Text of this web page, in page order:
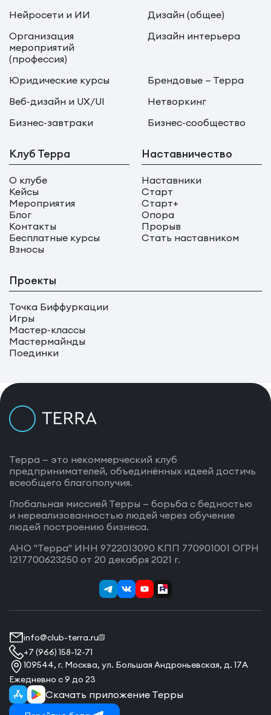
Нейросети и ИИ
Дизайн (общее)
Организация
мероприятий
(профессия)
Дизайн интерьера
Юридические курсы
Брендовые — Терра
Веб-дизайн и UX/UI
Нетворкинг
Бизнес-завтраки
Бизнес-сообщество
Клуб Терра
О клубе
Кейсы
Мероприятия
Блог
Контакты
Бесплатные курсы
Взносы
Наставничество
Наставники
Старт
Старт+
Опора
Прорыв
Стать наставником
Проекты
Точка Биффуркации
Игры
Мастер-классы
Мастермайнды
Поединки
Терра — это некоммерческий клуб
предпринимателей, объединённых идеей достичь
всеобщего благополучия.
Глобальная миссией Терры — борьба с бедностью
и нереализованностью людей через обучение
людей построению бизнеса.
АНО "Терра" ИНН 9722013090 КПП 770901001 ОГРН
1217700623250 от 20 декабря 2021 г.
info@club-terra.ru
+7 (966) 158-12-71
109544, г. Москва, ул. Большая Андроньевская, д. 17А
Ежедневно с 9 до 23
Скачать приложение Терры